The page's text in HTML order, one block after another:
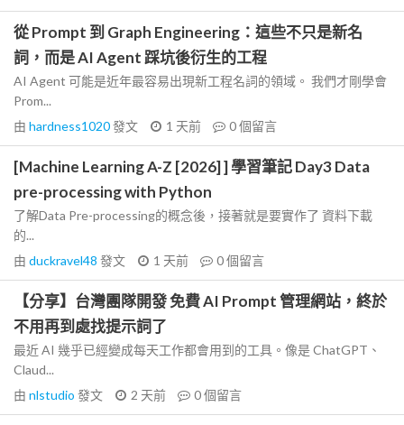
從 Prompt 到 Graph Engineering：這些不只是新名
詞，而是 AI Agent 踩坑後衍生的工程
AI Agent 可能是近年最容易出現新工程名詞的領域。 我們才剛學會
Prom...
由 hardness1020發文 1 天前 0個留言
[Machine Learning A-Z [2026] ] 學習筆記 Day3 Data
pre-processing with Python
了解Data Pre-processing的概念後，接著就是要實作了 資料下載
的...
由 duckravel48 發文 1 天前 0個留言
【分享】台灣團隊開發 免費 AI Prompt 管理網站，終於
不用再到處找提示詞了
最近 AI 幾乎已經變成每天工作都會用到的工具。像是 ChatGPT、
Claud...
由 nlstudio 發文 2 天前 0個留言